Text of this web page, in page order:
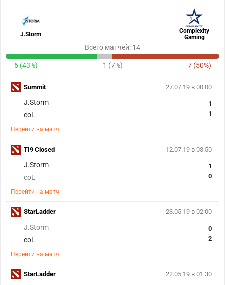
J.Storm
Complexity
Gaming
Всего матчей: 14
6 (43%) 1 (7%) 7 (50%)
27.07.19 в 00:00
J.Storm
coL
1
1
Перейти на матч
Summit
12.07.19 в 03:50
J.Storm
coL
1
0
Перейти на матч
TI9 Closed
23.05.19 в 02:00
J.Storm
coL
0
2
Перейти на матч
StarLadder
22.05.19 в 01:30
StarLadder